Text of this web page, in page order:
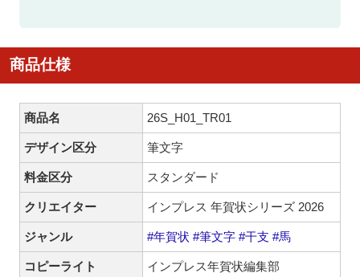
商品仕様
商品名 26S_H01_TR01
デザイン区分 筆文字
料金区分 スタンダード
クリエイター インプレス 年賀状シリーズ 2026
ジャンル #年賀状 #筆文字 #干支 #馬
コピーライト インプレス年賀状編集部